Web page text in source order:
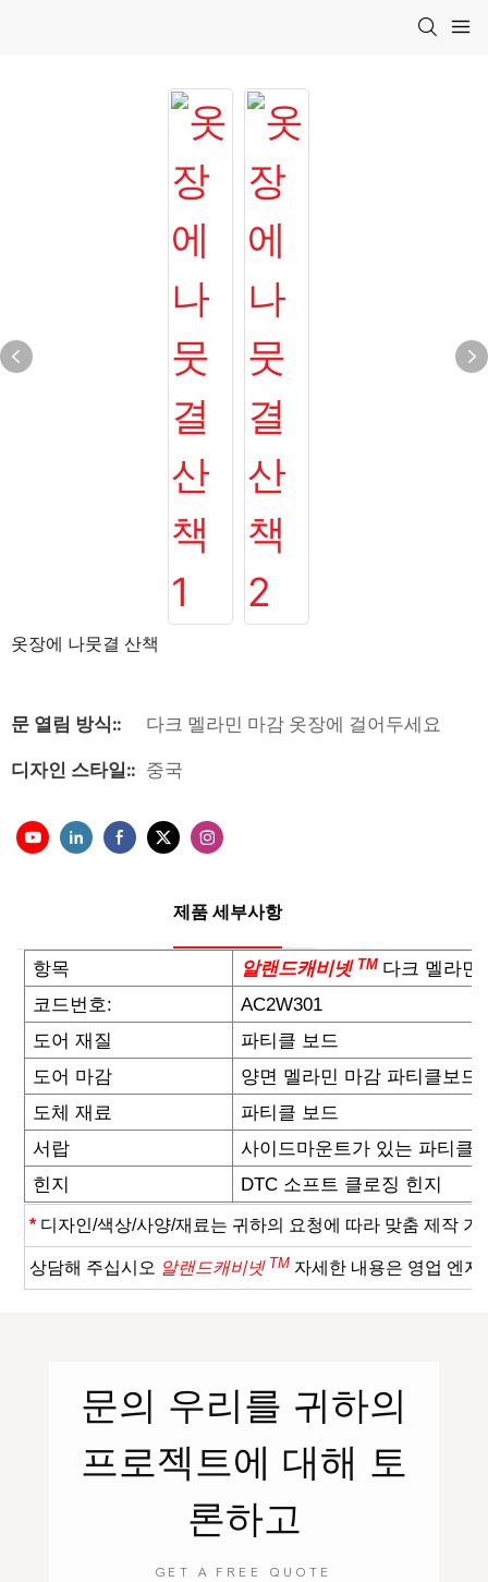
옷장에 나뭇결 산책
문 열림 방식::
다크 멜라민 마감 옷장에 걸어두세요
디자인 스타일:: 중국
제품 세부사항
항목 알랜드캐비넷 TM 다크 멜라민
코드번호:
AC2W301
도어 재질
파티클 보드
도어 마감
양면 멜라민 마감 파티클보드
도체 재료
파티클 보드
서랍
사이드마운트가 있는 파티클
힌지
DTC 소프트 클로징 힌지
*디자인/색상/사양/재료는 귀하의 요청에 따라 맞춤 제작 가
상담해 주십시오 알랜드캐비넷 TM 자세한 내용은 영업 엔지
문의 우리를 귀하의
프로젝트에 대해 토
론하고
GET A FREE QUOTE